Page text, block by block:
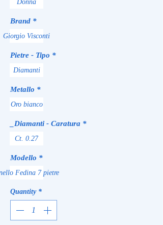
Donna
Brand *
Giorgio Visconti
Pietre - Tipo *
Diamanti
Metallo *
Oro bianco
_Diamanti - Caratura *
Ct. 0.27
Modello *
Fedina 7 pietre
Quantity *